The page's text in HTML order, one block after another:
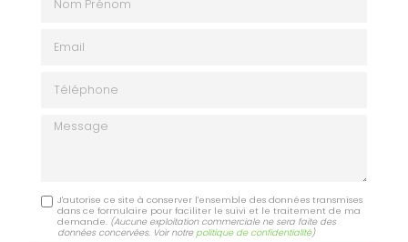
Message
J'autorise ce site à conserver l'ensemble des données transmises
dans ce formulaire pour faciliter le suivi et le traitement de ma
demande. (Aucune exploitation commerciale ne sera faite des
données concervées. Voir notre politique de confidentialité)